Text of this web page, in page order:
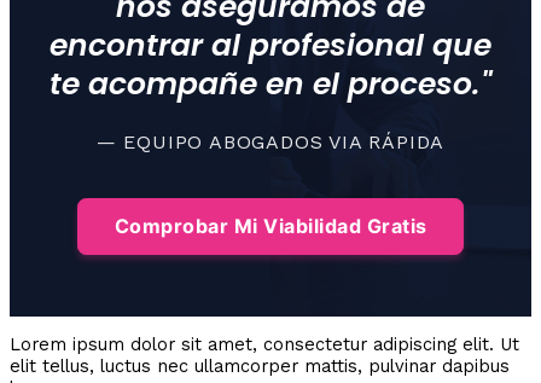
encontrar al profesional que
te acompañe en el proceso."
— EQUIPO ABOGADOS VIA RÁPIDA
Comprobar Mi Viabilidad Gratis
Lorem ipsum dolor sit amet, consectetur adipiscing elit. Ut
elit tellus, luctus nec ullamcorper mattis, pulvinar dapibus